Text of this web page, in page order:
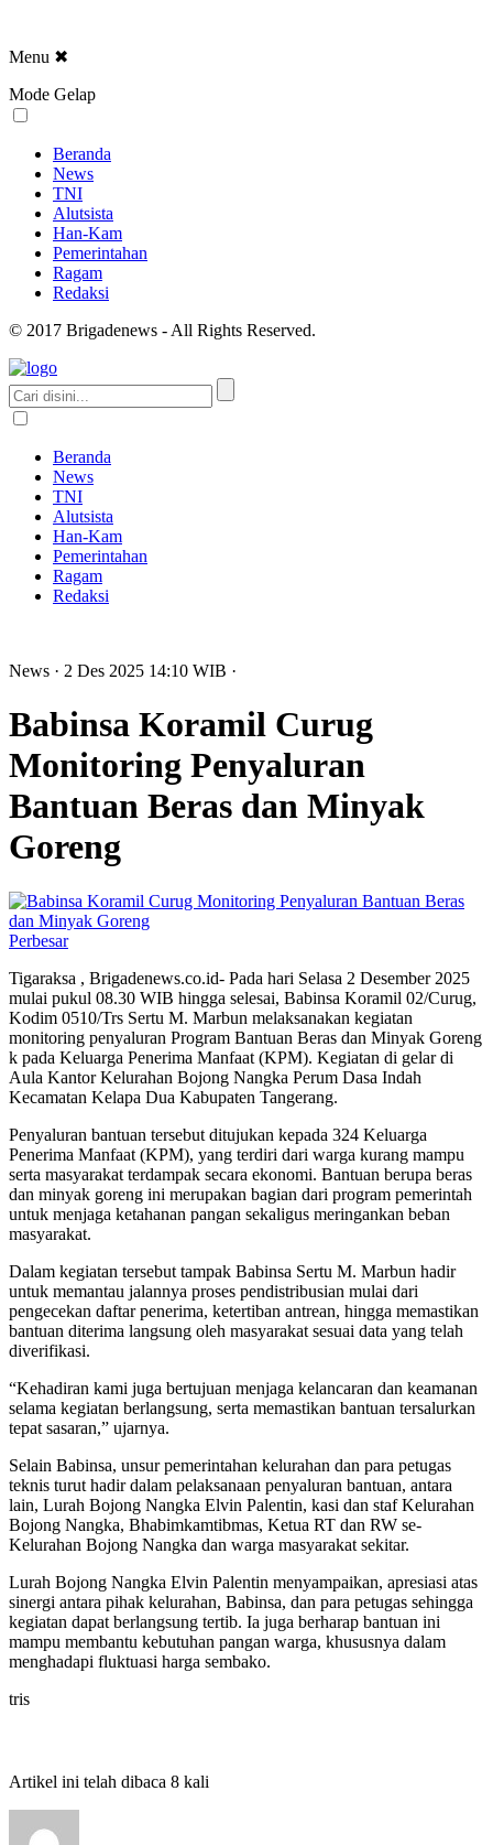
Menu ✖
Mode Gelap
Beranda
News
TNI
Alutsista
Han-Kam
Pemerintahan
Ragam
Redaksi
© 2017 Brigadenews - All Rights Reserved.
Beranda
News
TNI
Alutsista
Han-Kam
Pemerintahan
Ragam
Redaksi
News · 2 Des 2025 14:10 WIB ·
Babinsa Koramil Curug
Monitoring Penyaluran
Bantuan Beras dan Minyak
Goreng
Perbesar
Tigaraksa , Brigadenews.co.id- Pada hari Selasa 2 Desember 2025
mulai pukul 08.30 WIB hingga selesai, Babinsa Koramil 02/Curug,
Kodim 0510/Trs Sertu M. Marbun melaksanakan kegiatan
monitoring penyaluran Program Bantuan Beras dan Minyak Goreng
k pada Keluarga Penerima Manfaat (KPM). Kegiatan di gelar di
Aula Kantor Kelurahan Bojong Nangka Perum Dasa Indah
Kecamatan Kelapa Dua Kabupaten Tangerang.
Penyaluran bantuan tersebut ditujukan kepada 324 Keluarga
Penerima Manfaat (KPM), yang terdiri dari warga kurang mampu
serta masyarakat terdampak secara ekonomi. Bantuan berupa beras
dan minyak goreng ini merupakan bagian dari program pemerintah
untuk menjaga ketahanan pangan sekaligus meringankan beban
masyarakat.
Dalam kegiatan tersebut tampak Babinsa Sertu M. Marbun hadir
untuk memantau jalannya proses pendistribusian mulai dari
pengecekan daftar penerima, ketertiban antrean, hingga memastikan
bantuan diterima langsung oleh masyarakat sesuai data yang telah
diverifikasi.
“Kehadiran kami juga bertujuan menjaga kelancaran dan keamanan
selama kegiatan berlangsung, serta memastikan bantuan tersalurkan
tepat sasaran,” ujarnya.
Selain Babinsa, unsur pemerintahan kelurahan dan para petugas
teknis turut hadir dalam pelaksanaan penyaluran bantuan, antara
lain, Lurah Bojong Nangka Elvin Palentin, kasi dan staf Kelurahan
Bojong Nangka, Bhabimkamtibmas, Ketua RT dan RW se-
Kelurahan Bojong Nangka dan warga masyarakat sekitar.
Lurah Bojong Nangka Elvin Palentin menyampaikan, apresiasi atas
sinergi antara pihak kelurahan, Babinsa, dan para petugas sehingga
kegiatan dapat berlangsung tertib. Ia juga berharap bantuan ini
mampu membantu kebutuhan pangan warga, khususnya dalam
menghadapi fluktuasi harga sembako.
tris
Artikel ini telah dibaca 8 kali